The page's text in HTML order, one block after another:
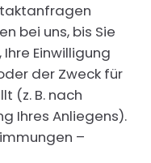
bei uns, bis Sie
Einwilligung
der Zweck für
(z. B. nach
Ihres Anliegens).
–